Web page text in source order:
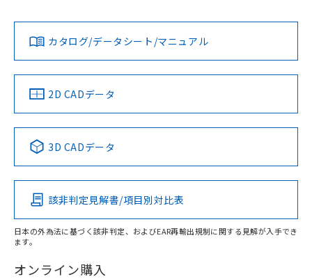
ダウンロードデータをご利用いただく前に、以下を必ずお読
みください。
ソフトウェアの使用条件
対応済み
中国 RoHS 注意事項・凡例
Pb Hg Cd Cr(VI)
O
在庫等で未対応品が混在する可能性があります。
カタログ/データシート/マニュアル
2D CADデータ
3D CADデータ
該非判定見解書/項目別対比表
日本の外為法に基づく該非判定、およびEAR再輸出規制に関する見解が入手でき
ます。
オンライン購入